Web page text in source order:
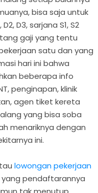
bisa saja untuk
D3, sarjana S1, S2
gaji yang tentu
satu dan yang
hari ini bahwa
beberapa info
penginapan, klinik
agen tiket kereta
yang bisa soba
menariknya dengan
ini.
lowongan pekerjaan
pendaftarannya